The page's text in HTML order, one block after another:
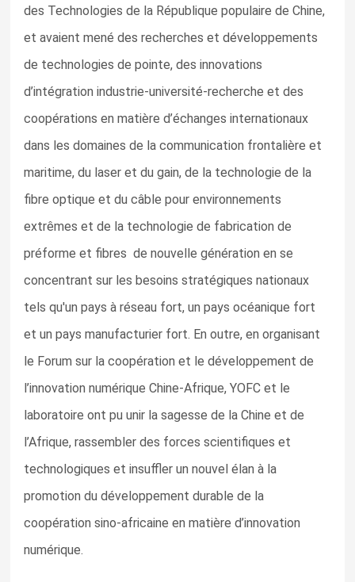
des Technologies de la République populaire de Chine,
et avaient mené des recherches et développements
de technologies de pointe, des innovations
d’intégration industrie-université-recherche et des
coopérations en matière d’échanges internationaux
dans les domaines de la communication frontalière et
maritime, du laser et du gain, de la technologie de la
fibre optique et du câble pour environnements
extrêmes et de la technologie de fabrication de
préforme et fibres de nouvelle génération en se
concentrant sur les besoins stratégiques nationaux
tels qu'un pays à réseau fort, un pays océanique fort
et un pays manufacturier fort. En outre, en organisant
le Forum sur la coopération et le développement de
l’innovation numérique Chine-Afrique, YOFC et le
laboratoire ont pu unir la sagesse de la Chine et de
l’Afrique, rassembler des forces scientifiques et
technologiques et insuffler un nouvel élan à la
promotion du développement durable de la
coopération sino-africaine en matière d’innovation
numérique.